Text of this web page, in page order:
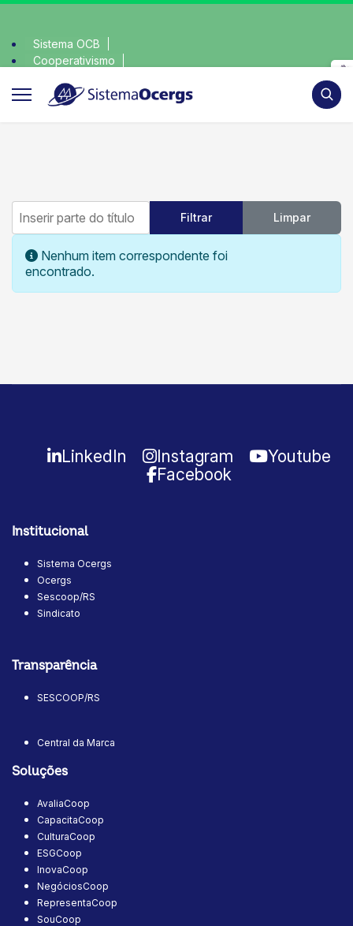
Sistema OCB
Cooperativismo
Inserir parte do título
Filtrar Limpar
Informação
Nenhum item correspondente foi
encontrado.
LinkedIn Instagram
Youtube
Facebook
Institucional
Sistema Ocergs
Ocergs
Sescoop/RS
Sindicato
Transparência
SESCOOP/RS
Central da Marca
Soluções
AvaliaCoop
CapacitaCoop
CulturaCoop
ESGCoop
InovaCoop
NegóciosCoop
RepresentaCoop
SouCoop